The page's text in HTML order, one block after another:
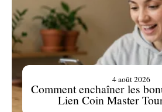
Comment enchaîner les
Lien Coin Master
4 août 2026